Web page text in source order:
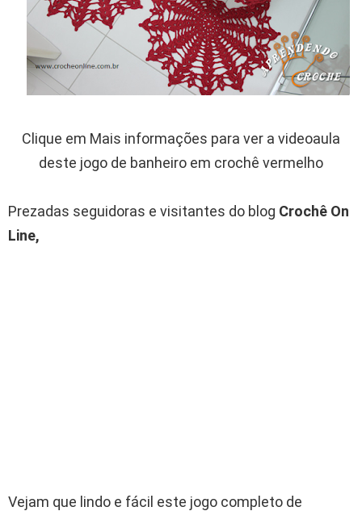
Clique em Mais informações para ver a videoaula
deste jogo de banheiro em crochê vermelho
Prezadas seguidoras e visitantes do blog Crochê On
Line,
Vejam que lindo e fácil este jogo completo de